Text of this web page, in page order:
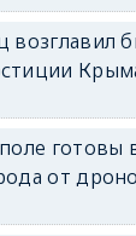
возглавил
готовы
от